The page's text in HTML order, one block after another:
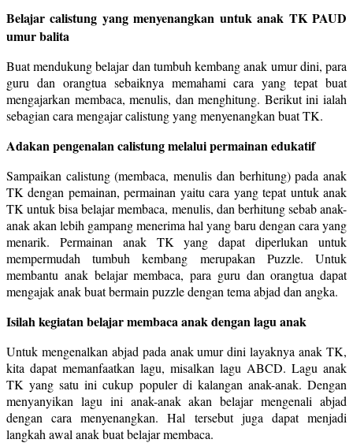
Belajar calistung yang menyenangkan untuk anak TK PAUD
umur balita
Buat mendukung belajar dan tumbuh kembang anak umur dini, para
guru dan orangtua sebaiknya memahami cara yang tepat buat
mengajarkan membaca, menulis, dan menghitung. Berikut ini ialah
sebagian cara mengajar calistung yang menyenangkan buat TK.
Adakan pengenalan calistung melalui permainan edukatif
Sampaikan calistung (membaca, menulis dan berhitung) pada anak
TK dengan pemainan, permainan yaitu cara yang tepat untuk anak
TK untuk bisa belajar membaca, menulis, dan berhitung sebab anak-
anak akan lebih gampang menerima hal yang baru dengan cara yang
menarik. Permainan anak TK yang dapat diperlukan untuk
mempermudah tumbuh kembang merupakan Puzzle. Untuk
membantu anak belajar membaca, para guru dan orangtua dapat
mengajak anak buat bermain puzzle dengan tema abjad dan angka.
Isilah kegiatan belajar membaca anak dengan lagu anak
Untuk mengenalkan abjad pada anak umur dini layaknya anak TK,
kita dapat memanfaatkan lagu, misalkan lagu ABCD. Lagu anak
TK yang satu ini cukup populer di kalangan anak-anak. Dengan
menyanyikan lagu ini anak-anak akan belajar mengenali abjad
dengan cara menyenangkan. Hal tersebut juga dapat menjadi
langkah awal anak buat belajar membaca.